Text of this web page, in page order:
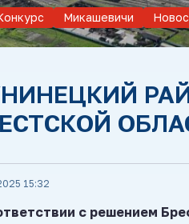
Микашевичи
15:32
с решением